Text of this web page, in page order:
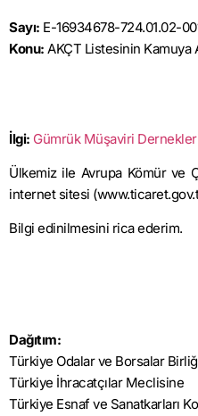
Sayı: E-16934678-724.01.02-
Konu: AKÇT Listesinin Kamuya
İlgi: Gümrük Müşaviri
Ülkemiz ile Avrupa Kömür ve
internet sitesi
Bilgi edinilmesini rica ederim.
Dağıtım:
Türkiye Odalar ve Borsalar
Türkiye İhracatçılar Meclisine
Türkiye Esnaf ve Sanatkarları